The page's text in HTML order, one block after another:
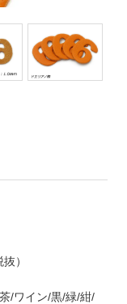
）
/ワイン/黒/緑/紺/